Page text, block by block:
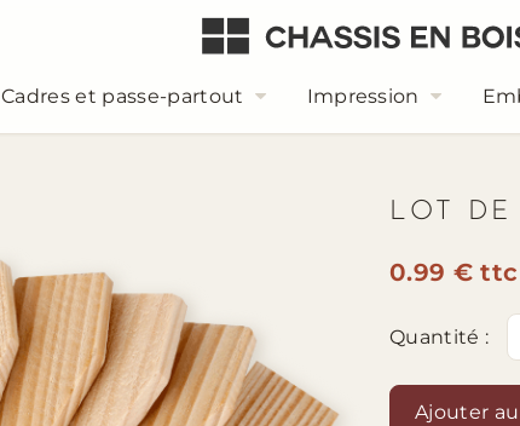
Cadres et passe-partout Impression
LOT
0.99 € ttc
Quantité :
Ajouter